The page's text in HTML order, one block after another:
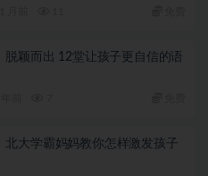
脱颖而出 12堂让孩子更自信的语
北大学霸妈妈教你怎样激发孩子